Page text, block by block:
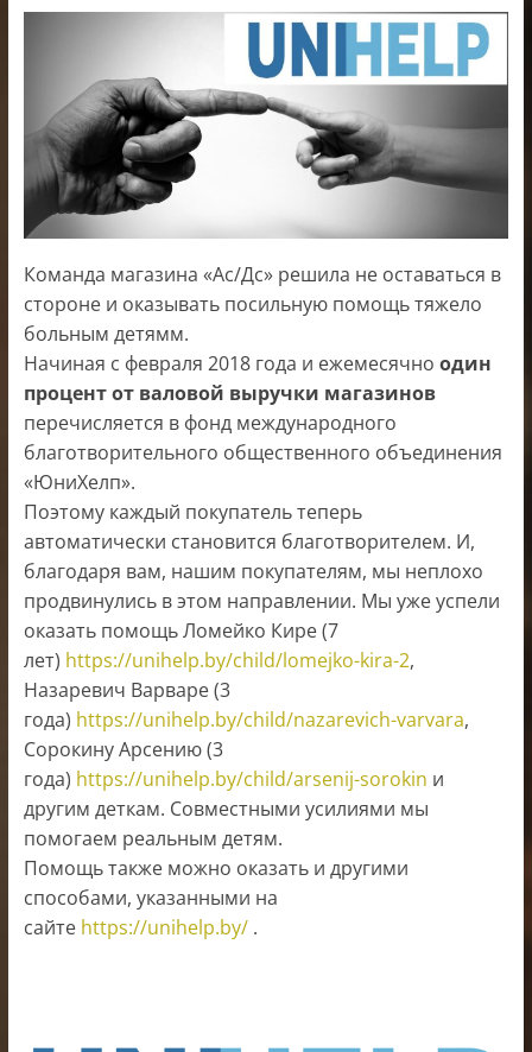
Команда магазина «Ас/Дс» решила не оставаться в
стороне и оказывать посильную помощь тяжело
больным детямм.
Начиная с февраля 2018 года и ежемесячно один
процент от валовой выручки магазинов
перечисляется в фонд международного
благотворительного общественного объединения
«ЮниХелп».
Поэтому каждый покупатель теперь
автоматически становится благотворителем. И,
благодаря вам, нашим покупателям, мы неплохо
продвинулись в этом направлении. Мы уже успели
оказать помощь Ломейко Кире (7
лет) https://unihelp.by/child/lomejko-kira-2,
Назаревич Варваре (3
года) https://unihelp.by/child/nazarevich-varvara,
Сорокину Арсению (3
года) https://unihelp.by/child/arsenij-sorokin и
другим деткам. Совместными усилиями мы
помогаем реальным детям.
Помощь также можно оказать и другими
способами, указанными на
сайте https://unihelp.by/.